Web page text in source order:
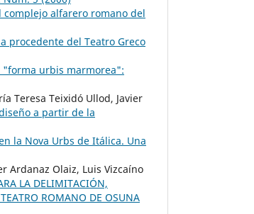
complejo alfarero romano del
procedente del Teatro Greco
urbis marmorea":
Teresa Teixidó Ullod, Javier
a partir de la
la Nova Urbs de Itálica. Una
Ardanaz Olaiz, Luis Vizcaíno
LA DELIMITACIÓN,
ROMANO DE OSUNA